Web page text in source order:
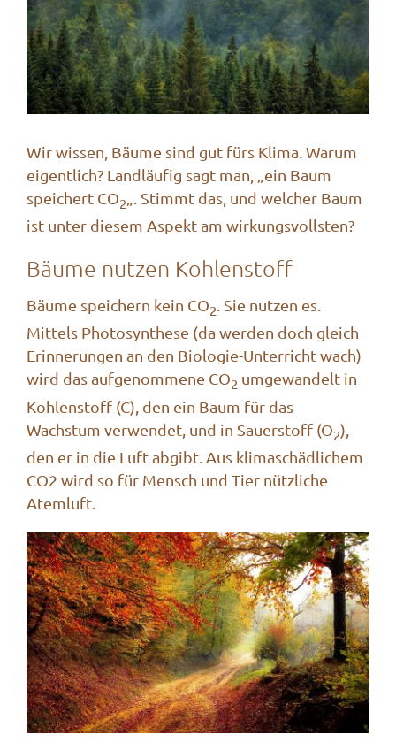
Wir wissen, Bäume sind gut fürs Klima. Warum
eigentlich? Landläufig sagt man, „ein Baum
speichert CO2
„. Stimmt das, und welcher Baum
ist unter diesem Aspekt am wirkungsvollsten?
Bäume nutzen Kohlenstoff
Bäume speichern kein CO2 . Sie nutzen es.
Mittels Photosynthese (da werden doch gleich
Erinnerungen an den Biologie-Unterricht wach)
wird das aufgenommene CO2 umgewandelt in
Kohlenstoff (C), den ein Baum für das
Wachstum verwendet, und in Sauerstoff (O2),
den er in die Luft abgibt. Aus klimaschädlichem
CO2 wird so für Mensch und Tier nützliche
Atemluft.